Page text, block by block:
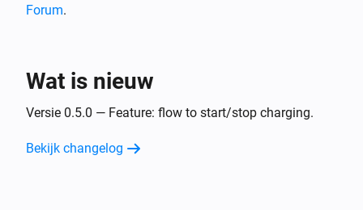
Forum.
Wat is nieuw
Versie 0.5.0 — Feature: flow to start/stop charging.
Bekijk changelog